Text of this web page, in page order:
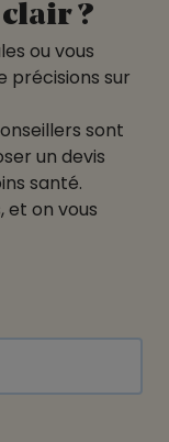
?
ou vous
précisions sur
sont
un devis
santé.
et on vous